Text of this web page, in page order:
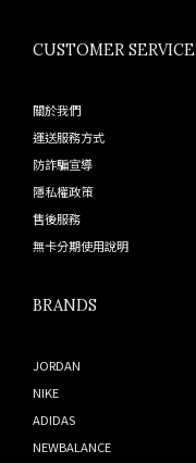
CUSTOMER SERVICE
關於我們
運送服務方式
防詐騙宣導
隱私權政策
售後服務
無卡分期使用說明
BRANDS
JORDAN
NIKE
ADIDAS
NEWBALANCE